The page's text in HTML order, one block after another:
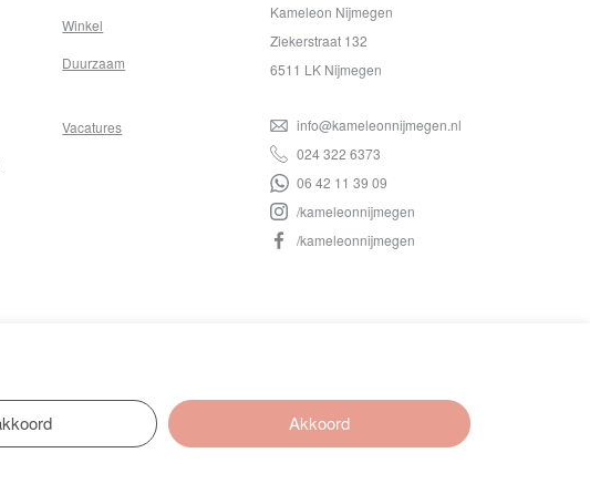
Winkel
Duurzaam
Vacatures
Kameleon Nijmegen
Ziekerstraat 132
6511 LK Nijmegen
info@kameleonnijmegen.nl
024 322 6373
06 42 11 39 09
/kameleonnijmegen
/kameleonnijmegen